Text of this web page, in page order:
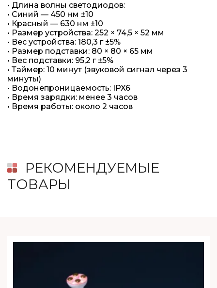
• Длина волны светодиодов:
• Синий — 450 нм ±10
• Красный — 630 нм ±10
• Размер устройства: 252 × 74,5 × 52 мм
• Вес устройства: 180,3 г ±5%
• Размер подставки: 80 × 80 × 65 мм
• Вес подставки: 95,2 г ±5%
• Таймер: 10 минут (звуковой сигнал через 3
минуты)
• Водонепроницаемость: IPX6
• Время зарядки: менее 3 часов
• Время работы: около 2 часов
РЕКОМЕНДУЕМЫЕ
ТОВАРЫ